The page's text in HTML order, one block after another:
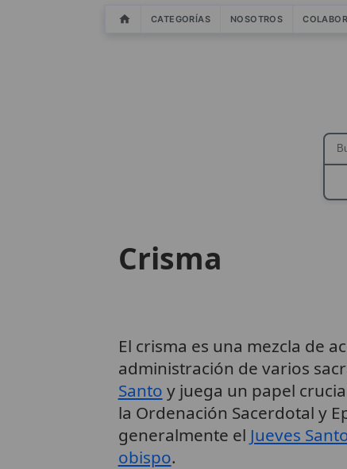
CATEGORÍAS NOSOTROS
Crisma
El crisma es una mezcla de
administración de varios
Santo y juega un papel
la Ordenación Sacerdotal y
generalmente el Jueves
obispo.